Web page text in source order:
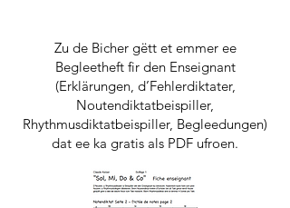
Zu de Bicher gëtt et emmer ee
Begleetheft fir den Enseignant
(Erklärungen, d’Fehlerdiktater,
Noutendiktatbeispiller,
Rhythmusdiktatbeispiller, Begleedungen)
dat ee ka gratis als PDF ufroen.